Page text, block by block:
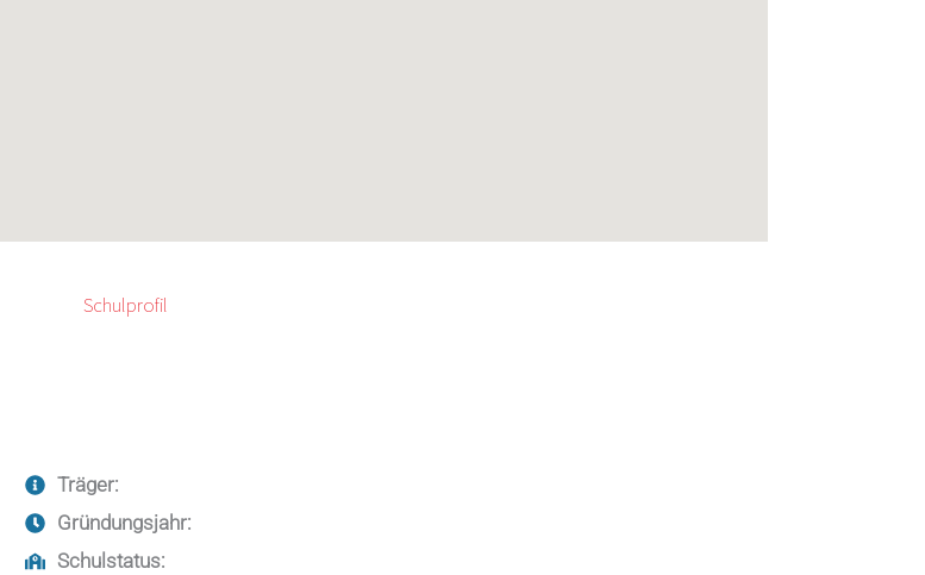
Schulprofil
Träger:
Gründungsjahr:
Schulstatus: